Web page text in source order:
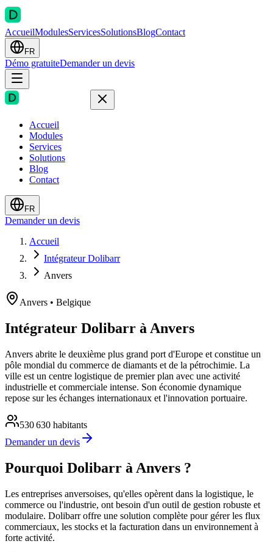
AccueilModulesServicesSolutionsBlogContact
FR
Démo gratuiteDemander un devis
Accueil
Modules
Services
Solutions
Blog
Contact
FR
Demander un devis
Accueil
Intégrateur Dolibarr
Anvers
Anvers • Belgique
Intégrateur Dolibarr à Anvers
Anvers abrite le deuxième plus grand port d'Europe et constitue un
pôle mondial du commerce de diamants et de la pétrochimie. La
ville est un centre logistique de premier plan avec une activité
industrielle et commerciale intense. Son économie dynamique
repose sur les échanges internationaux et l'innovation portuaire.
530 630 habitants
Demander un devis
Pourquoi Dolibarr à Anvers ?
Les entreprises anversoises, qu'elles opèrent dans la logistique, le
commerce ou l'industrie, ont besoin d'un outil de gestion robuste et
modulaire. Dolibarr offre une solution complète pour gérer les flux
commerciaux, les stocks et la facturation dans un environnement à
forte activité.